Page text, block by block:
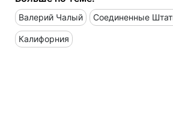
Валерий Чалый Соединенные
Калифорния